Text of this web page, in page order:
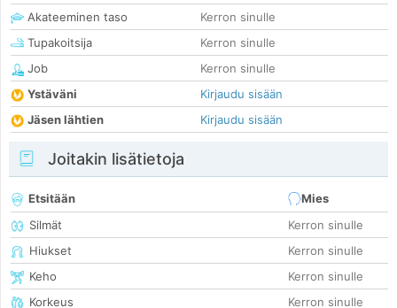
Akateeminen taso
Kerron sinulle
Tupakoitsija
Kerron sinulle
Job
Kerron sinulle
Ystäväni
Kirjaudu sisään
Jäsen lähtien
Kirjaudu sisään
Joitakin lisätietoja
Etsitään
Mies
Silmät
Kerron sinulle
Hiukset
Kerron sinulle
Keho
Kerron sinulle
Korkeus
Kerron sinulle